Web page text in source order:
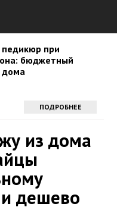
педикюр при
бюджетный
дома
ПОДРОБНЕЕ
из дома
дешево